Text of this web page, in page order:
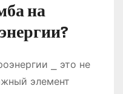
на
⎯ это не
элемент